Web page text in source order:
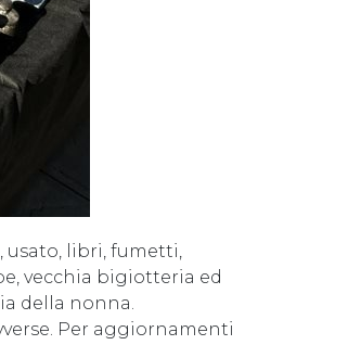
libri, fumetti,
vecchia bigiotteria ed
della nonna.
Per aggiornamenti